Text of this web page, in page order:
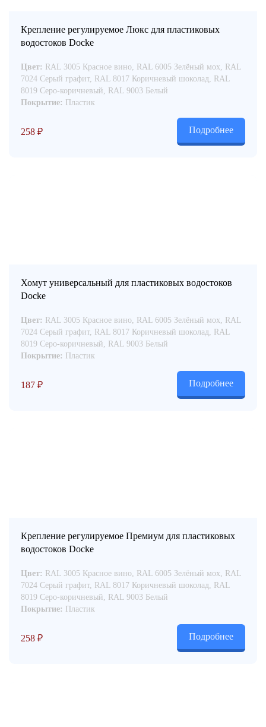
Крепление регулируемое Люкс для пластиковых
водостоков Docke
Цвет: RAL 3005 Красное вино, RAL 6005 Зелёный мох, RAL
7024 Серый графит, RAL 8017 Коричневый шоколад, RAL
8019 Серо-коричневый, RAL 9003 Белый
Покрытие: Пластик
258 ₽ Подробнее
Хомут универсальный для пластиковых водостоков
Docke
Цвет: RAL 3005 Красное вино, RAL 6005 Зелёный мох, RAL
7024 Серый графит, RAL 8017 Коричневый шоколад, RAL
8019 Серо-коричневый, RAL 9003 Белый
Покрытие: Пластик
187 ₽ Подробнее
Крепление регулируемое Премиум для пластиковых
водостоков Docke
Цвет: RAL 3005 Красное вино, RAL 6005 Зелёный мох, RAL
7024 Серый графит, RAL 8017 Коричневый шоколад, RAL
8019 Серо-коричневый, RAL 9003 Белый
Покрытие: Пластик
258 ₽ Подробнее